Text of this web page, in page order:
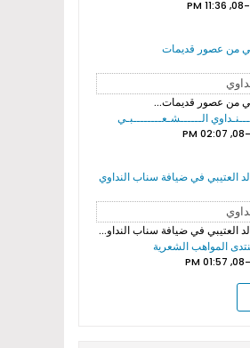
08-
من عصور قديمات
من عصور قديمات...
الــــــشـعــــــــبـي
08-
العتيبي في ضيافة سناب النداوي
العتيبي في ضيافة سناب النداوي بروموهات فيديوهات...
المواهب الشعرية
08-